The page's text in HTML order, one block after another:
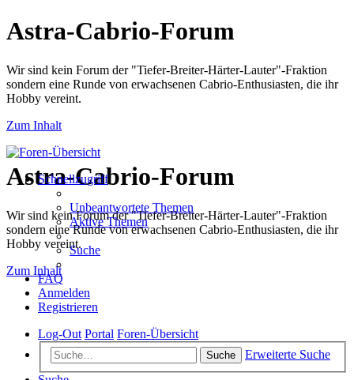
Astra-Cabrio-Forum
Wir sind kein Forum der "Tiefer-Breiter-Härter-Lauter"-Fraktion
sondern eine Runde von erwachsenen Cabrio-Enthusiasten, die ihr
Hobby vereint.
Zum Inhalt
Astra-Cabrio-Forum
Wir sind kein Forum der "Tiefer-Breiter-Härter-Lauter"-Fraktion
sondern eine Runde von erwachsenen Cabrio-Enthusiasten, die ihr
Hobby vereint.
Zum Inhalt
Schnellzugriff
Unbeantwortete Themen
Aktive Themen
Suche
FAQ
Anmelden
Registrieren
Log-Out Portal Foren-Übersicht
Suche
Erweiterte Suche